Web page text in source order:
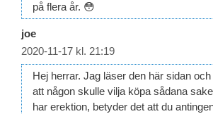
på flera år. 😳
joe
2020-11-17 kl. 21:19
Hej herrar. Jag läser den här sidan
att någon skulle vilja köpa sådana
har erektion, betyder det att du